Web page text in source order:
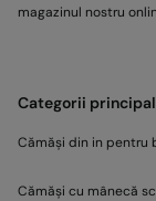
magazinul nostru
Categorii
Cămăși din in pentru
Cămăși cu mânecă